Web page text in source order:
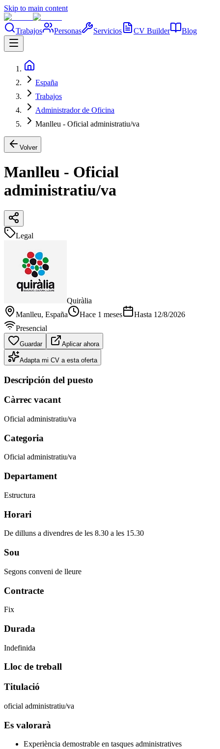
Skip to main content
Trabajos Personas Servicios CV Builder Blog
España
Trabajos
Administrador de Oficina
Manlleu - Oficial administratiu/va
Volver
Manlleu - Oficial
administratiu/va
Legal
Quiràlia
Manlleu, España Hace 1 meses Hasta 12/8/2026
Presencial
Guardar Aplicar ahora
Adapta mi CV a esta oferta
Descripción del puesto
Càrrec vacant
Oficial administratiu/va
Categoria
Oficial administratiu/va
Departament
Estructura
Horari
De dilluns a divendres de les 8.30 a les 15.30
Sou
Segons conveni de lleure
Contracte
Fix
Durada
Indefinida
Lloc de treball
Titulació
oficial administratiu/va
Es valorarà
Experiència demostrable en tasques administratives